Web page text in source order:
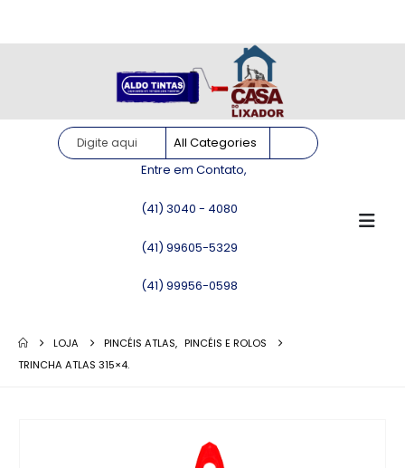
Entre em Contato,
(41) 3040 - 4080
(41) 99605-5329
(41) 99956-0598
LOJA PINCÉIS ATLAS, PINCÉIS E ROLOS
TRINCHA ATLAS 315×4.